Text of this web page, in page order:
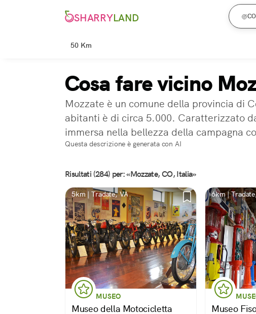
SHARRYLAND
50 Km
Cosa fare vicino
Mozzate è un comune della provincia di
abitanti è di circa 5.000. Caratterizzato
immersa nella bellezza della campagna
Questa descrizione è generata con AI
Risultati (284) per: «Mozzate, CO, Italia»
5km | Tradate, VA
MUSEO
Museo della Motocicletta
6km |
Museo